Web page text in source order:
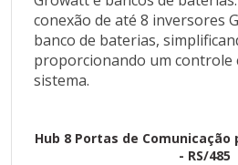
controlar o sistema de
facilitando a gestão
Durabilidade: Construído
qualidade, garantindo longa
A Growatt é uma empresa líder
fotovoltaicas, reconhecida por
conexão de até 8 inversores
banco de baterias,
proporcionando um controle
sistema.
Hub 8 Portas de
- RS/485